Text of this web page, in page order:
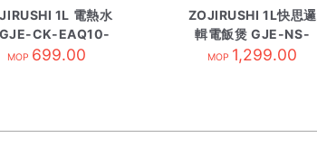
1L 電熱水
CK-EAQ10-
TA 黑
MOP 699.00
ZOJIRUSHI 1L快思邏
輯電飯煲 GJE-NS-
TSQ10-XJ
MOP 1,299.00